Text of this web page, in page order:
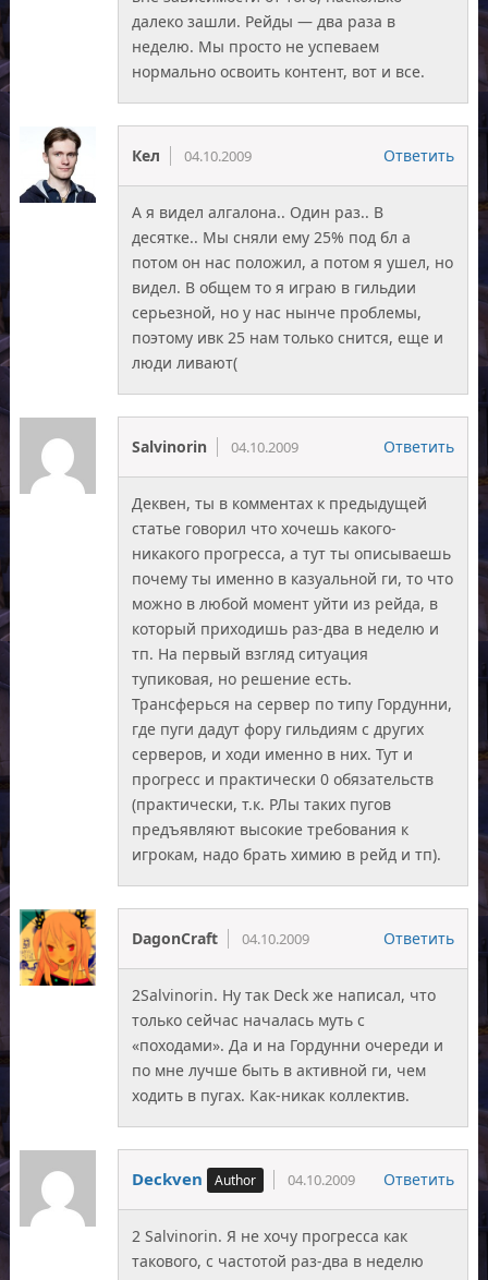
далеко зашли. Рейды — два раза в
неделю. Мы просто не успеваем
нормально освоить контент, вот и все.
Кел 04.10.2009 Ответить
А я видел алгалона.. Один раз.. В
десятке.. Мы сняли ему 25% под бл а
потом он нас положил, а потом я ушел, но
видел. В общем то я играю в гильдии
серьезной, но у нас нынче проблемы,
поэтому ивк 25 нам только снится, еще и
люди ливают(
Salvinorin 04.10.2009 Ответить
Деквен, ты в комментах к предыдущей
статье говорил что хочешь какого-
никакого прогресса, а тут ты описываешь
почему ты именно в казуальной ги, то что
можно в любой момент уйти из рейда, в
который приходишь раз-два в неделю и
тп. На первый взгляд ситуация
тупиковая, но решение есть.
Трансферься на сервер по типу Гордунни,
где пуги дадут фору гильдиям с других
серверов, и ходи именно в них. Тут и
прогресс и практически 0 обязательств
(практически, т.к. РЛы таких пугов
предъявляют высокие требования к
игрокам, надо брать химию в рейд и тп).
DagonCraft 04.10.2009 Ответить
2Salvinorin. Ну так Deck же написал, что
только сейчас началась муть с
«походами». Да и на Гордунни очереди и
по мне лучше быть в активной ги, чем
ходить в пугах. Как-никак коллектив.
Deckven 04.10.2009 Ответить
2 Salvinorin. Я не хочу прогресса как
такового, с частотой раз-два в неделю